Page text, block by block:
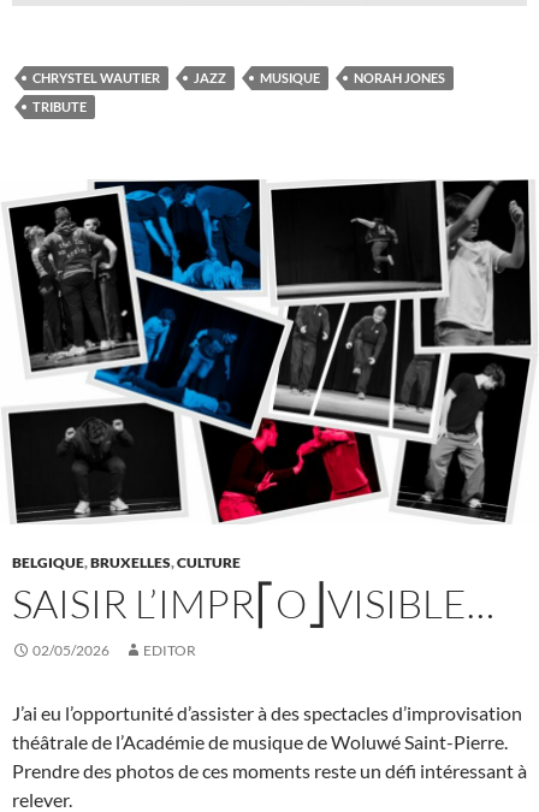
CHRYSTEL WAUTIER JAZZ MUSIQUE
NORAH JONES
TRIBUTE
BELGIQUE,BRUXELLES,CULTURE
SAISIR L’IMPR⎡O⎦VISIBLE…
02/05/2026 EDITOR
J’ai eu l’opportunité d’assister à des spectacles d’improvisation
théâtrale de l’Académie de musique de Woluwé Saint-Pierre.
Prendre des photos de ces moments reste un défi intéressant à
relever.